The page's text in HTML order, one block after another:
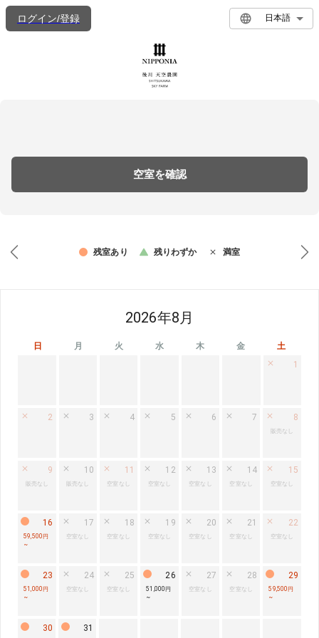
ログイン/登録 日本語
空室を確認
残室あり 残りわずか 満室
2026年8月
日 月 火 水 木 金
土
1
2 3 4 5 6 7 8
販売なし
9
販売なし
10
販売なし
11
空室なし
12
空室なし
13
空室なし
14
空室なし
15
空室なし
16
59,500円
~
17
空室なし
18
空室なし
19
空室なし
20
空室なし
21
空室なし
22
空室なし
23
51,000円
~
24
空室なし
25
空室なし
26
51,000円
~
27
空室なし
28
空室なし
29
59,500円
~
30 31